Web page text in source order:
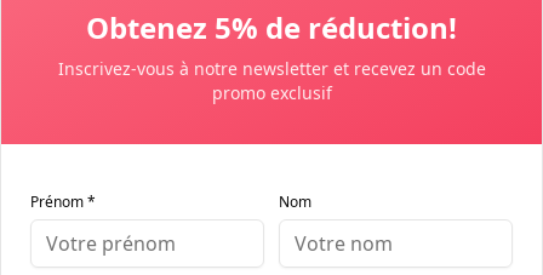
Check-out
Search
Martinique Côte d'Azur
Obtenez 5% de réduction!
Inscrivez-vous à notre newsletter et recevez un code
promo exclusif
Prénom * Nom